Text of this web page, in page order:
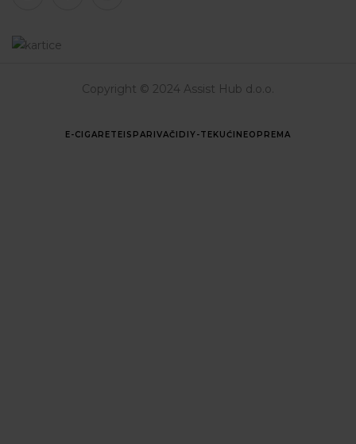
Copyright © 2024 Assist Hub d.o.o.
E-CIGARETEISPARIVAČI DIY-TEKUĆINEOPREMA